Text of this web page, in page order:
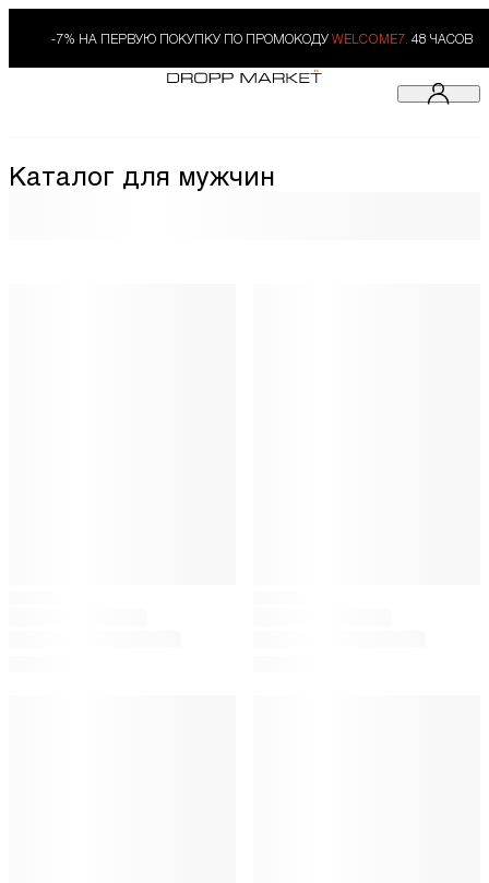
-7% НА ПЕРВУЮ ПОКУПКУ ПО ПРОМОКОДУ WELCOME7. 48 ЧАСОВ
Каталог для мужчин